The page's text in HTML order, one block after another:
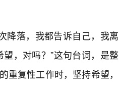
降落，我都告诉自己，我离
，对吗？”这句台词，是整
复性工作时，坚持希望，